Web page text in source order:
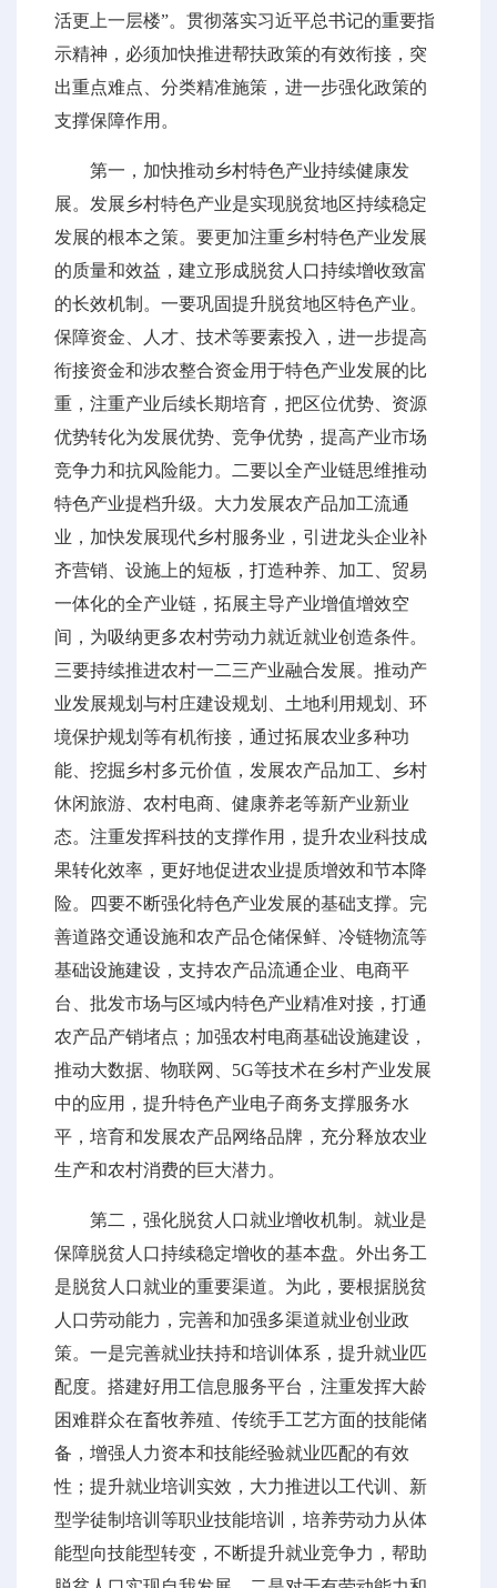
活更上一层楼”。贯彻落实习近平总书记的重要指
示精神，必须加快推进帮扶政策的有效衔接，突
出重点难点、分类精准施策，进一步强化政策的
支撑保障作用。
第一，加快推动乡村特色产业持续健康发
展。发展乡村特色产业是实现脱贫地区持续稳定
发展的根本之策。要更加注重乡村特色产业发展
的质量和效益，建立形成脱贫人口持续增收致富
的长效机制。一要巩固提升脱贫地区特色产业。
保障资金、人才、技术等要素投入，进一步提高
衔接资金和涉农整合资金用于特色产业发展的比
重，注重产业后续长期培育，把区位优势、资源
优势转化为发展优势、竞争优势，提高产业市场
竞争力和抗风险能力。二要以全产业链思维推动
特色产业提档升级。大力发展农产品加工流通
业，加快发展现代乡村服务业，引进龙头企业补
齐营销、设施上的短板，打造种养、加工、贸易
一体化的全产业链，拓展主导产业增值增效空
间，为吸纳更多农村劳动力就近就业创造条件。
三要持续推进农村一二三产业融合发展。推动产
业发展规划与村庄建设规划、土地利用规划、环
境保护规划等有机衔接，通过拓展农业多种功
能、挖掘乡村多元价值，发展农产品加工、乡村
休闲旅游、农村电商、健康养老等新产业新业
态。注重发挥科技的支撑作用，提升农业科技成
果转化效率，更好地促进农业提质增效和节本降
险。四要不断强化特色产业发展的基础支撑。完
善道路交通设施和农产品仓储保鲜、冷链物流等
基础设施建设，支持农产品流通企业、电商平
台、批发市场与区域内特色产业精准对接，打通
农产品产销堵点；加强农村电商基础设施建设，
推动大数据、物联网、5G等技术在乡村产业发展
中的应用，提升特色产业电子商务支撑服务水
平，培育和发展农产品网络品牌，充分释放农业
生产和农村消费的巨大潜力。
第二，强化脱贫人口就业增收机制。就业是
保障脱贫人口持续稳定增收的基本盘。外出务工
是脱贫人口就业的重要渠道。为此，要根据脱贫
人口劳动能力，完善和加强多渠道就业创业政
策。一是完善就业扶持和培训体系，提升就业匹
配度。搭建好用工信息服务平台，注重发挥大龄
困难群众在畜牧养殖、传统手工艺方面的技能储
备，增强人力资本和技能经验就业匹配的有效
性；提升就业培训实效，大力推进以工代训、新
型学徒制培训等职业技能培训，培养劳动力从体
能型向技能型转变，不断提升就业竞争力，帮助